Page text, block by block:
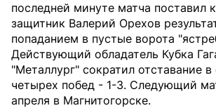
последней минуте матча поставил
защитник Валерий Орехов
попаданием в пустые ворота
Действующий обладатель Кубка
"Металлург" сократил отставание
четырех побед - 1-3. Следующий
апреля в Магнитогорске.